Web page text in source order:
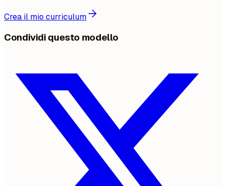
Crea il mio curriculum
Condividi questo modello